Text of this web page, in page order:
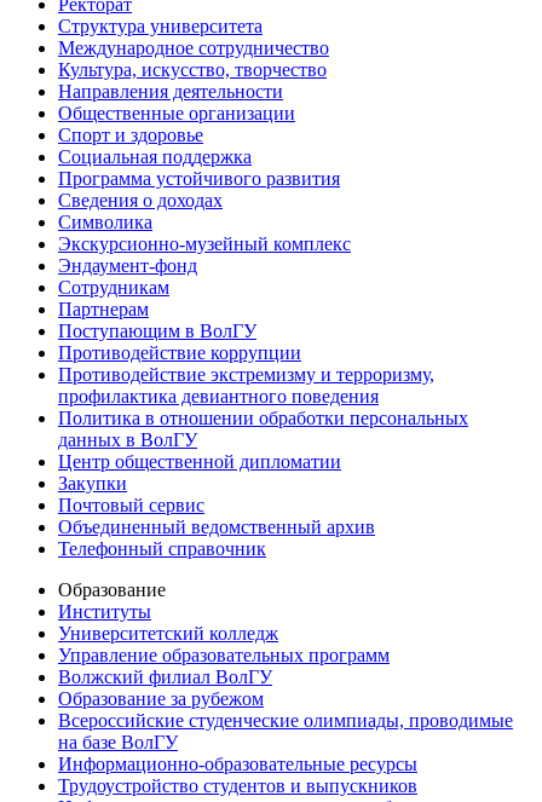
Ректорат
Структура университета
Международное сотрудничество
Культура, искусство, творчество
Направления деятельности
Общественные организации
Спорт и здоровье
Социальная поддержка
Программа устойчивого развития
Сведения о доходах
Символика
Экскурсионно-музейный комплекс
Эндаумент-фонд
Сотрудникам
Партнерам
Поступающим в ВолГУ
Противодействие коррупции
Противодействие экстремизму и терроризму,
профилактика девиантного поведения
Политика в отношении обработки персональных
данных в ВолГУ
Центр общественной дипломатии
Закупки
Почтовый сервис
Объединенный ведомственный архив
Телефонный справочник
Образование
Институты
Университетский колледж
Управление образовательных программ
Волжский филиал ВолГУ
Образование за рубежом
Всероссийские студенческие олимпиады, проводимые
на базе ВолГУ
Информационно-образовательные ресурсы
Трудоустройство студентов и выпускников